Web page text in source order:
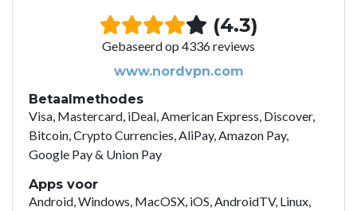
(4.3)
Gebaseerd op 4336 reviews
www.nordvpn.com
Betaalmethodes
Visa, Mastercard, iDeal, American Express, Discover,
Bitcoin, Crypto Currencies, AliPay, Amazon Pay,
Google Pay & Union Pay
Apps voor
Android, Windows, MacOSX, iOS, AndroidTV, Linux,